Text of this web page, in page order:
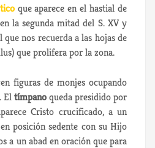
que aparece en el hastial de
la segunda mitad del S. XV y
nos recuerda a las hojas de
que prolifera por la zona.
figuras de monjes ocupando
Eltímpanoqueda presidido por
Cristo crucificado, a un
posición sedente con su Hijo
a un abad en oración que para